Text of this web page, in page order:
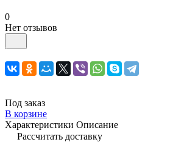
0
Нет отзывов
Под заказ
В корзине
Характеристики Описание
Рассчитать доставку